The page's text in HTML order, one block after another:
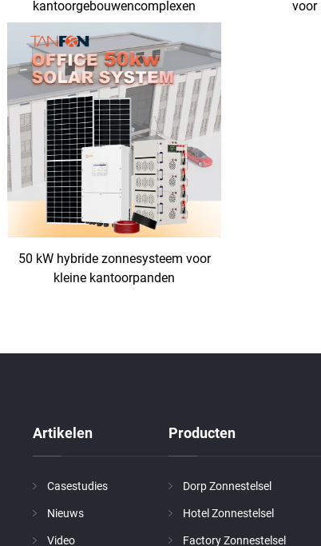
kantoorgebouwencomplexen
voor
50 kW hybride zonnesysteem voor
kleine kantoorpanden
Artikelen
Casestudies
Nieuws
Video
Producten
Dorp Zonnestelsel
Hotel Zonnestelsel
Factory Zonnestelsel